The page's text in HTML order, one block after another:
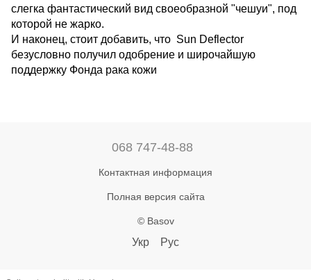
слегка фантастический вид своеобразной "чешуи", под
которой не жарко.
И наконец, стоит добавить, что Sun Deflector
безусловно получил одобрение и широчайшую
поддержку Фонда рака кожи
068 747-48-88
Контактная информация
Полная версия сайта
© Basov
Укр Рус